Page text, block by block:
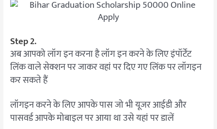
Step 2.
अब आपको लॉग इन करना है लॉग इन करने के लिए इंपॉर्टेंट
लिंक वाले सेक्शन पर जाकर वहां पर दिए गए लिंक पर लॉगइन
कर सकते हैं
लॉगइन करने के लिए आपके पास जो भी यूजर आईडी और
पासवर्ड आपके मोबाइल पर आया था उसे यहां पर डालें